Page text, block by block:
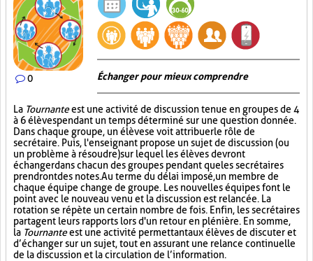
0 Échanger pour mieux comprendre
La Tournanteest une activité de discussion tenue en groupes de 4
à 6 élèves pendant un temps déterminé sur une question donnée.
Dans chaque groupe, un élève se voit attribuer le rôle de
secrétaire. Puis, l'enseignant propose un sujet de discussion (ou
un problème à résoudre) sur lequel les élèves devront
échanger dans chacun des groupes pendant que les secrétaires
prendront des notes. Au terme du délai imposé, un membre de
chaque équipe change de groupe. Les nouvelles équipes font le
point avec le nouveau venu et la discussion est relancée. La
rotation se répète un certain nombre de fois. Enfin, les secrétaires
partagent leurs rapports lors d'un retour en plénière. En somme,
la Tournanteest une activité permettant aux élèves de discuter et
d’échanger sur un sujet, tout en assurant une relance continuelle
de la discussion et la circulation de l’information.